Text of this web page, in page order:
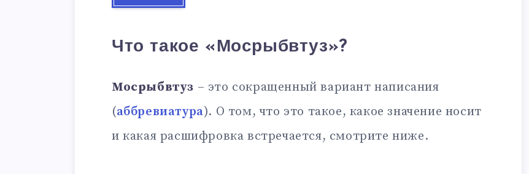
Что такое «Мосрыбвтуз»?
Мосрыбвтуз – это сокращенный вариант написания
(аббревиатура). О том, что это такое, какое значение носит
и какая расшифровка встречается, смотрите ниже.